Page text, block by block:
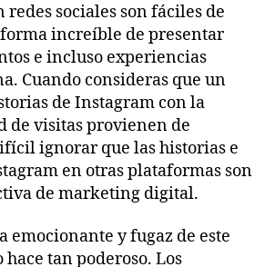
redes sociales son fáciles de
increíble de presentar
e incluso experiencias
Cuando consideras que un
de Instagram con la
de visitas provienen de
ignorar que las historias e
en otras plataformas son
de marketing digital.
emocionante y fugaz de este
tan poderoso. Los